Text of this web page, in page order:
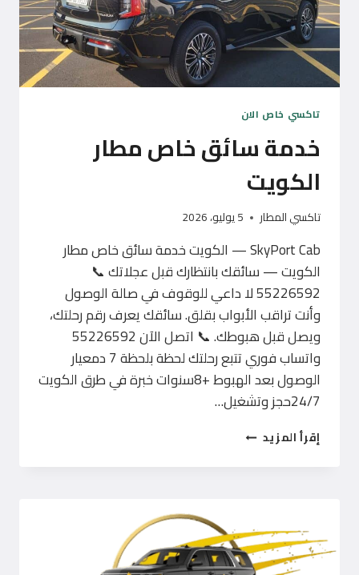
تاكسي خاص الان
خدمة سائق خاص مطار
الكويت
تاكسي المطار 5 يوليو، 2026
SkyPort Cab — الكويت خدمة سائق خاص مطار
الكويت — سائقك بانتظارك قبل عجلاتك 📞
55226592 لا داعي للوقوف في صالة الوصول
وأنت تراقب الأبواب بقلق. سائقك يعرف رقم رحلتك،
ويصل قبل هبوطك. 📞 اتصل الآن 55226592
واتساب فوري تتبع رحلتك لحظة بلحظة 7 دمعيار
الوصول بعد الهبوط +8سنوات خبرة في طرق الكويت
24/7حجز وتشغيل…
إقرأ المزيد خدمة